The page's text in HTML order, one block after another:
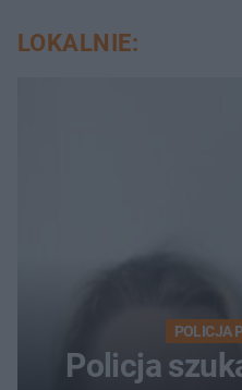
LOKALNIE:
POLICJA
Policja